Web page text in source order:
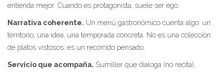
entienda mejor. Cuando es protagonista, suele ser ego.
Narrativa coherente. Un menú gastronómico cuenta algo: un
territorio, una idea, una temporada concreta. No es una colección
de platos vistosos; es un recorrido pensado.
Servicio que acompaña. Sumiller que dialoga (no recita),